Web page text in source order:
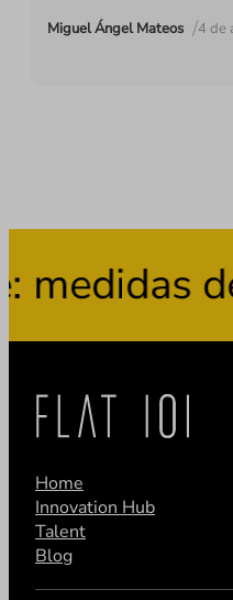
Miguel Ángel Mateos /4 de
de
Home
Innovation Hub
Talent
Blog